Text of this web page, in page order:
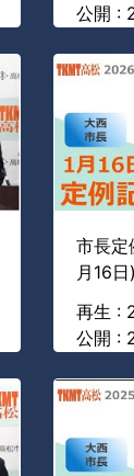
公開 :
市長定
月16日)
再生 :
公開 :